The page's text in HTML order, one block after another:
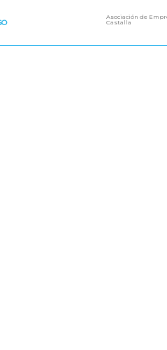
Asociación de
Castalla